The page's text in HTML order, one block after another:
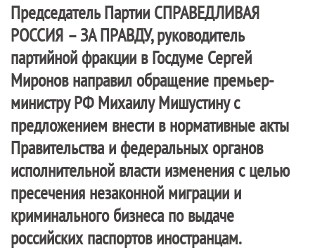
Председатель Партии СПРАВЕДЛИВАЯ
РОССИЯ – ЗА ПРАВДУ, руководитель
партийной фракции в Госдуме Сергей
Миронов направил обращение премьер-
министру РФ Михаилу Мишустину с
предложением внести в нормативные акты
Правительства и федеральных органов
исполнительной власти изменения с целью
пресечения незаконной миграции и
криминального бизнеса по выдаче
российских паспортов иностранцам.